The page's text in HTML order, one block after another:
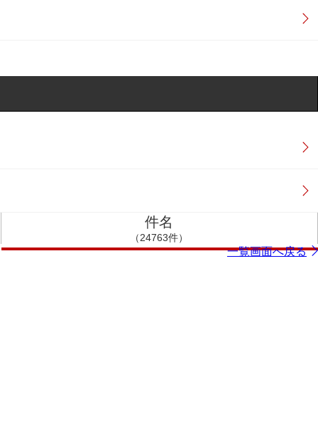
件名
（24763件）
一覧画面へ戻る